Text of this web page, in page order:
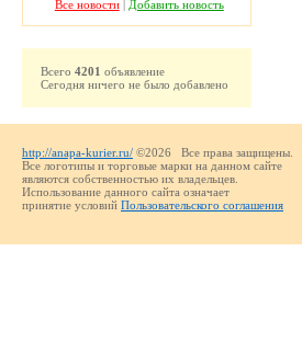
Все новости| Добавить новость
Всего 4201 объявление
Сегодня ничего не было добавлено
http://anapa-kurier.ru/ ©2026 Все права защищены.
Все логотипы и торговые марки на данном сайте
являются собственностью их владельцев.
Использование данного сайта означает
принятие условий Пользовательского соглашения